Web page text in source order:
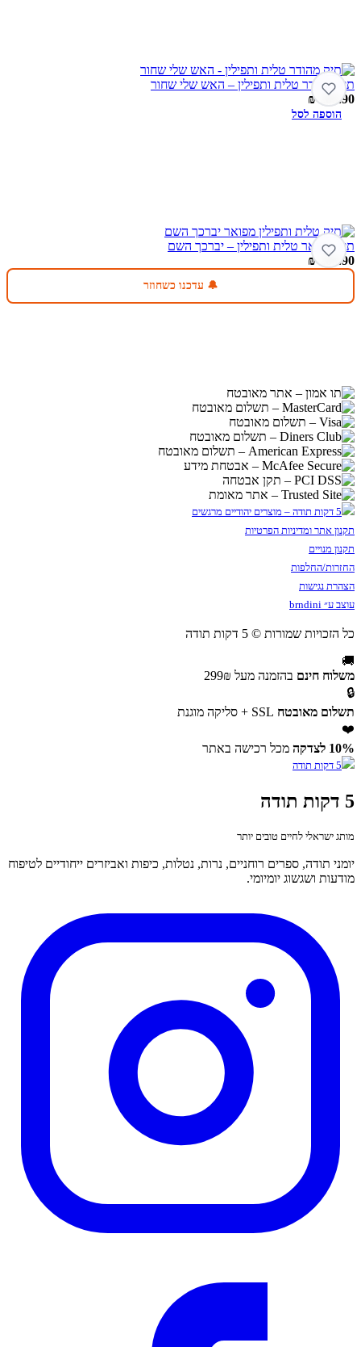
תיק מהודר טלית ותפילין – האש שלי שחור
289.90
₪
הוספה לסל
תיק מפואר טלית ותפילין – יברכך השם
289.90
₪
🔔 עדכנו כשחוזר
תקנון אתר ומדיניות הפרטיות
תקנון מנויים
החזרות/החלפות
הצהרת נגישות
עוצב ע״ brndini
כל הזכויות שמורות © 5 דקות תודה
🚚
משלוח חינם בהזמנה מעל 299₪
🔒
תשלום מאובטח SSL + סליקה מוגנת
❤️
10% לצדקה
מכל רכישה באתר
5 דקות תודה
מותג ישראלי לחיים טובים יותר
יומני תודה, ספרים רוחניים, נרות, נטלות, כיפות ואביזרים ייחודיים לטיפוח
מודעות ושגשוג יומיומי.